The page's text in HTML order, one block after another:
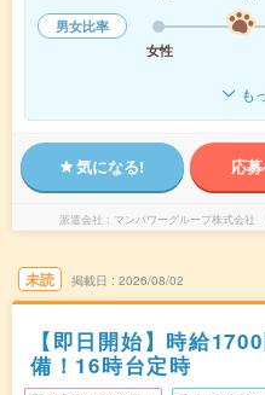
男女比率
女性
も
気になる! 応
派遣会社 マンパワーグループ株式会社
未読 掲載日 2026/08/02
【即日開始】時給
備！16時台定時